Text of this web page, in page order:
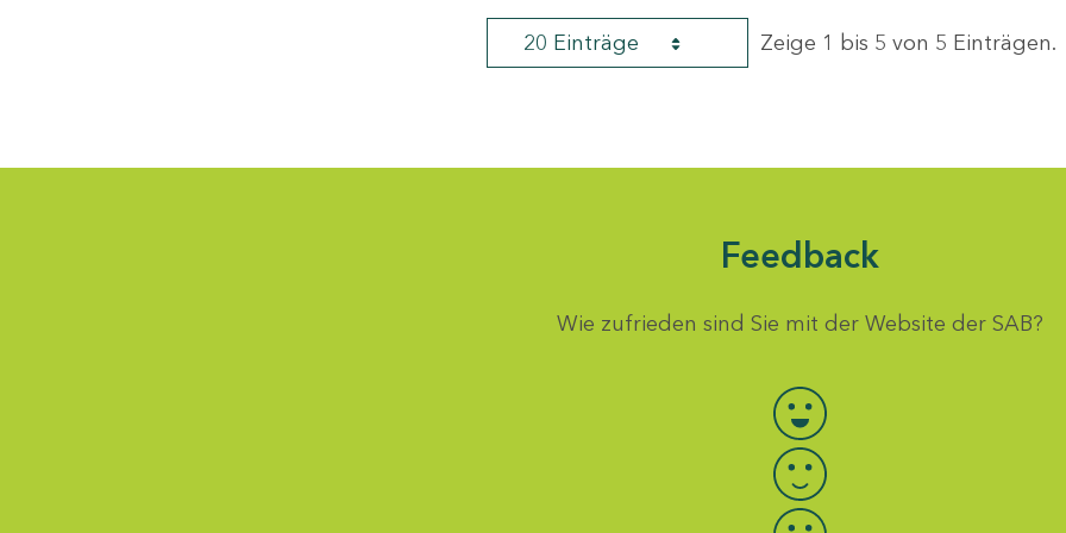
20 Einträge Zeige 1 bis 5 von 5 Einträgen.
Feedback
Wie zufrieden sind Sie mit der Website der SAB?
Bewertung auswählen